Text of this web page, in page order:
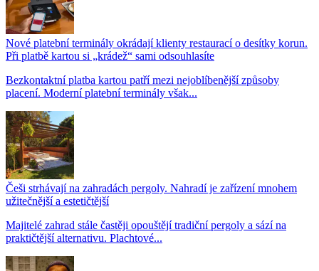
Nové platební terminály okrádají klienty restaurací o desítky korun.
Při platbě kartou si „krádež“ sami odsouhlasíte
Bezkontaktní platba kartou patří mezi nejoblíbenější způsoby
placení. Moderní platební terminály však...
Češi strhávají na zahradách pergoly. Nahradí je zařízení mnohem
užitečnější a estetičtější
Majitelé zahrad stále častěji opouštějí tradiční pergoly a sází na
praktičtější alternativu. Plachtové...